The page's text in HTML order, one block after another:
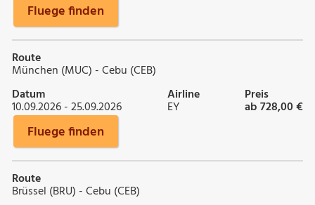
Fluege finden
Route
München (MUC) - Cebu (CEB)
Datum
10.09.2026 - 25.09.2026
Airline
EY
Preis
ab 728,00 €
Fluege finden
Route
Brüssel (BRU) - Cebu (CEB)